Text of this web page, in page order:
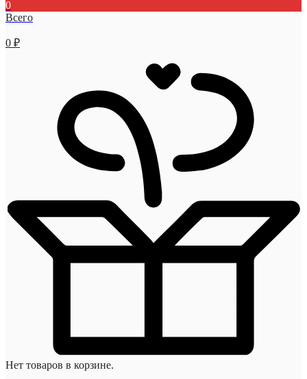
0
Всего
0 ₽
Нет товаров в корзине.